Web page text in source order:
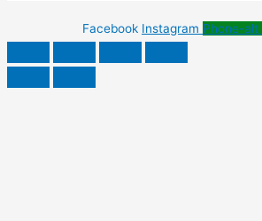
Facebook Instagram Phone-alt